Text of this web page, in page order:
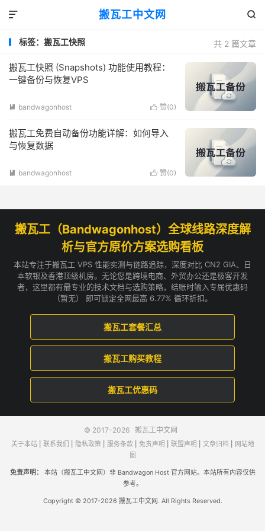
搬瓦工中文网 

共 2 篇文章
标签：搬瓦工快照
搬瓦工快照 (Snapshots) 功能使用教程：
一键备份与恢复VPS
 赞(0)
 bandwagonhost
搬瓦工免费自动备份功能详解：如何导入
与恢复数据
 赞(0)
 bandwagonhost
搬瓦工（Bandwagonhost）全球线路深度解
析与官方原价方案选购看板
本站专注于搬瓦工 VPS 性能实测与链路追踪，深度对比 CN2 GIA、日
本软银及香港顶级机房。无论您是跨境电商、外贸办公还是极客开发
者，这里都有最专业的技术文档与选购策略，结账时输入专属优惠码
（暂无） 即可锁定全网最高 6.77% 循环折扣。
搬瓦工套餐汇总
搬瓦工购买教程
搬瓦工优惠码
© 2017-2026 搬瓦工中文网
关于本站| 联系我们 隐私政策 服务条款 免责声明 联盟声明 文章归档
网站地
图
免责声明：
本站（搬瓦工中文网）非 Bandwagon Host 官方网站。本站所有内容仅供
参考。
Copyright © 2017-2026 搬瓦工中文网. All Rights Reserved.